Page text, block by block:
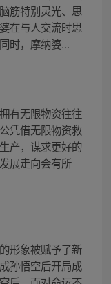
筋特别灵光、思
在与人交流时思
时，摩纳婆...
有无限物资往往
凭借无限物资救
产，谋求更好的
展走向会有所
形象被赋予了新
孙悟空后开局成